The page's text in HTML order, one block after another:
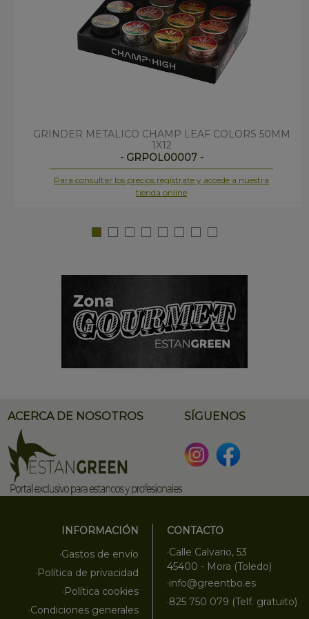
GRINDER METALICO CHAMP LEAF COLORS 50MM
1X12
- GRPOL00007 -
Para consultar los precios regístrate y accede a nuestra
tienda online
ACERCA DE NOSOTROS SÍGUENOS
INFORMACIÓN
·Gastos de envío
·Política de privacidad
·Política cookies
·Condiciones generales
CONTACTO
·Calle Calvario, 53
45400 - Mora (Toledo)
·info@greentbo.es
·825 750 079 (Telf. gratuito)